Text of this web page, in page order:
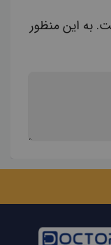
به این منظور